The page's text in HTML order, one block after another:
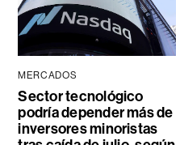
MERCADOS
Sector tecnológico
podría depender más de
inversores minoristas